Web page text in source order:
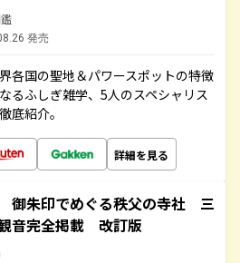
発売
各国の聖地＆パワースポットの特徴
るふしぎ雑学、5人のスペシャリス
底紹介。
詳細を見る
御朱印でめぐる秩父の寺社 三
音完全掲載 改訂版